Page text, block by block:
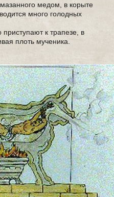
медом, в корыте
много голодных
к трапезе, в
плоть мученика.